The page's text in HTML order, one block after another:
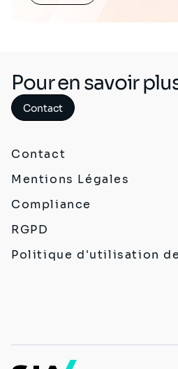
Pour en savoir
Contact
Contact
Mentions Légales
Compliance
RGPD
Politique d'utilisation